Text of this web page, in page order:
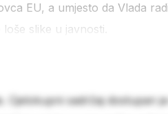
EU, a umjesto da Vlada
slike u javnosti.
Cjelokupni sadržaj dostupan